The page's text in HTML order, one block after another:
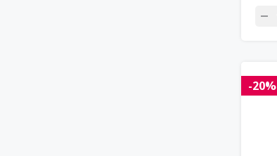
-20%